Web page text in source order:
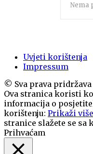
Nema
Uvjeti korištenja
Impressum
© Sva prava
Ova stranica koristi
informacija o
korištenju: Prikaži više
stranice slažete se sa
Prihvaćam